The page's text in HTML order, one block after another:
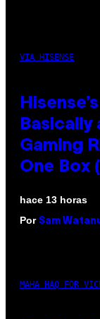
VIA HISENSE
Basically
Gaming
One Box
hace 13 horas
Por Sam
MAHA HAQ FOR